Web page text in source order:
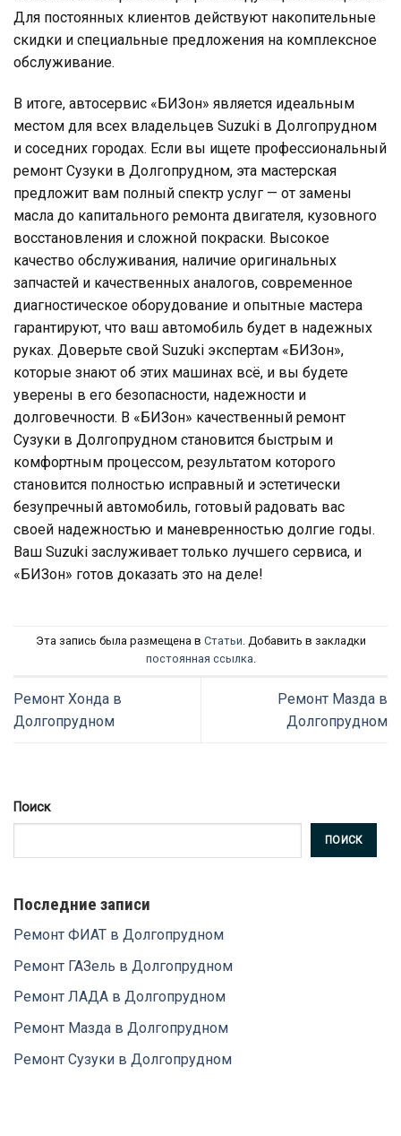
Для постоянных клиентов действуют накопительные
скидки и специальные предложения на комплексное
обслуживание.
В итоге, автосервис «БИЗон» является идеальным
местом для всех владельцев Suzuki в Долгопрудном
и соседних городах. Если вы ищете профессиональный
ремонт Сузуки в Долгопрудном, эта мастерская
предложит вам полный спектр услуг — от замены
масла до капитального ремонта двигателя, кузовного
восстановления и сложной покраски. Высокое
качество обслуживания, наличие оригинальных
запчастей и качественных аналогов, современное
диагностическое оборудование и опытные мастера
гарантируют, что ваш автомобиль будет в надежных
руках. Доверьте свой Suzuki экспертам «БИЗон»,
которые знают об этих машинах всё, и вы будете
уверены в его безопасности, надежности и
долговечности. В «БИЗон» качественный ремонт
Сузуки в Долгопрудном становится быстрым и
комфортным процессом, результатом которого
становится полностью исправный и эстетически
безупречный автомобиль, готовый радовать вас
своей надежностью и маневренностью долгие годы.
Ваш Suzuki заслуживает только лучшего сервиса, и
«БИЗон» готов доказать это на деле!
Эта запись была размещена в Статьи. Добавить в закладки
постоянная ссылка.
Ремонт Хонда в
Долгопрудном
Ремонт Мазда в
Долгопрудном
Поиск
ПОИСК
Последние записи
Ремонт ФИАТ в Долгопрудном
Ремонт ГАЗель в Долгопрудном
Ремонт ЛАДА в Долгопрудном
Ремонт Мазда в Долгопрудном
Ремонт Сузуки в Долгопрудном